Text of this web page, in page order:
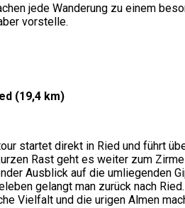
jede Wanderung zu einem
vorstelle.
(19,4 km)
startet direkt in Ried und führt
Rast geht es weiter zum
Ausblick auf die umliegenden
gelangt man zurück nach
Vielfalt und die urigen Almen